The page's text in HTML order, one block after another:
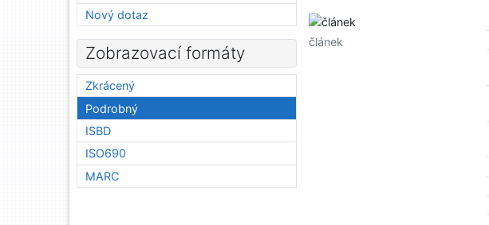
článek
Nový dotaz
Zobrazovací formáty
Zkrácený
Podrobný
ISBD
ISO690
MARC